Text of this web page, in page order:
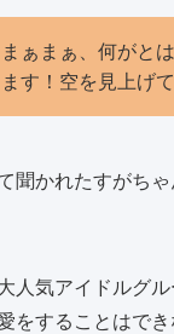
まぁまぁ、何がと
ます！空を見上げ
聞かれたすがち
人気アイドルグ
をすることはでき